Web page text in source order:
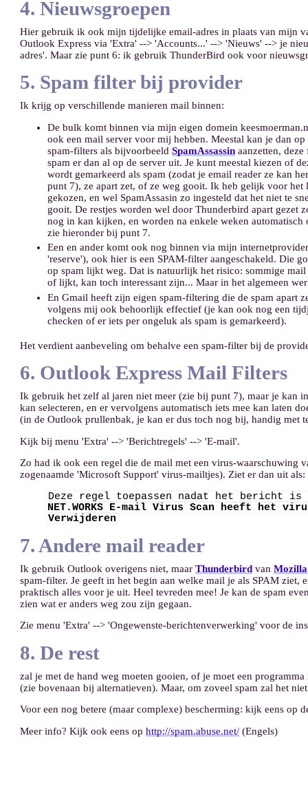
4. Nieuwsgroepen
Hier gebruik ik ook mijn tijdelijke email-adres in plaats van mijn
Outlook Express via 'Extra' --> 'Accounts...' --> 'Nieuws' --> je
adres'. Maar zie punt 6: ik gebruik ThunderBird ook voor
5. Spam filter bij provider
Ik krijg op verschillende manieren mail binnen:
De bulk komt binnen via mijn eigen domein
ook een mail server voor mij hebben. Meestal kan je dan op
spam-filters als bijvoorbeeldSpamAssassin aanzetten,
spam er dan al op de server uit. Je kunt meestal kiezen of
wordt gemarkeerd als spam (zodat je email reader ze kan
punt 7), ze apart zet, of ze weg gooit. Ik heb gelijk voor het
gekozen, en wel SpamAssasin zo ingesteld dat het niet te
gooit. De restjes worden wel door Thunderbird apart gezet
nog in kan kijken, en worden na enkele weken automatisch
zie hieronder bij punt 7.
Een en ander komt ook nog binnen via mijn
'reserve'), ook hier is een SPAM-filter aangeschakeld. Die
op spam lijkt weg. Dat is natuurlijk het risico: sommige mail
of lijkt, kan toch interessant zijn... Maar in het algemeen
En Gmail heeft zijn eigen spam-filtering die de spam apart
volgens mij ook behoorlijk effectief (je kan ook nog een
checken of er iets per ongeluk als spam is gemarkeerd).
Het verdient aanbeveling om behalve een spam-filter bij de
6. Outlook Express Mail Filters
Ik gebruik het zelf al jaren niet meer (zie bij punt 7), maar je kan
kan selecteren, en er vervolgens automatisch iets mee kan laten
(in de Outlook prullenbak, je kan er dus toch nog bij, handig met
Kijk bij menu 'Extra' --> 'Berichtregels' --> 'E-mail'.
Zo had ik ook een regel die de mail met een virus-
zogenaamde 'Microsoft Support' virus-mailtjes). Ziet er dan uit als:
Deze regel toepassen nadat het bericht
NET.WORKS E-mail Virus Scan heeft het
Verwijderen
7. Andere mail reader
Ik gebruik Outlook overigens niet, maarThunderbird vanMozilla
spam-filter. Je geeft in het begin aan welke mail je als SPAM
praktisch alles voor je uit. Heel tevreden mee! Je kan de spam
zien wat er anders weg zou zijn gegaan.
Zie menu 'Extra' --> 'Ongewenste-berichtenverwerking' voor de
8. De rest
zal je met de hand weg moeten gooien, of je moet een
(zie bovenaan bij alternatieven). Maar, om zoveel spam zal het
Voor een nog betere (maar complexe) bescherming: kijk eens op
Meer info? Kijk ook eens ophttp://spam.abuse.net/ (Engels)